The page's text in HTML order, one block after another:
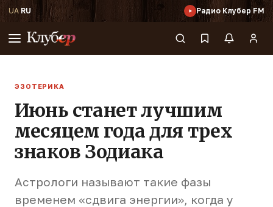
UA·RU Радио Клубер FM
ЭЗОТЕРИКА
Июнь станет лучшим
месяцем года для трех
знаков Зодиака
Астрологи называют такие фазы
временем «сдвига энергии», когда у